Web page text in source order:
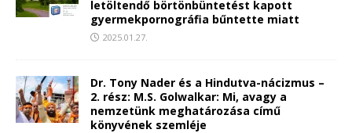
letöltendő börtönbüntetést kapott
gyermekpornográfia bűntette miatt
2025.01.27.
Dr. Tony Nader és a Hindutva-nácizmus –
2. rész: M.S. Golwalkar: Mi, avagy a
nemzetünk meghatározása című
könyvének szemléje